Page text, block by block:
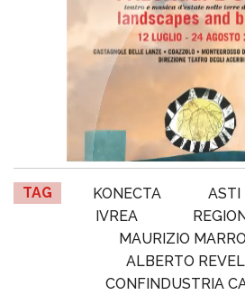
TAG KONECTA ASTI
IVREA
MAURIZIO
ALBERTO REVEL
CONFINDUSTRIA